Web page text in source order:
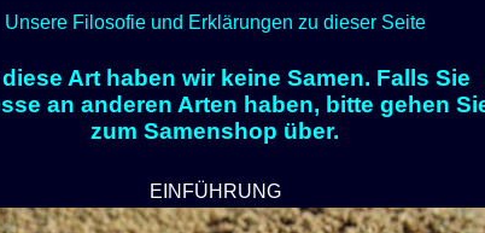
Unsere Filosofie und Erklärungen zu dieser Seite
Art haben wir keine Samen. Falls Sie
an anderen Arten haben, bitte gehen
zum Samenshop über.
EINFÜHRUNG